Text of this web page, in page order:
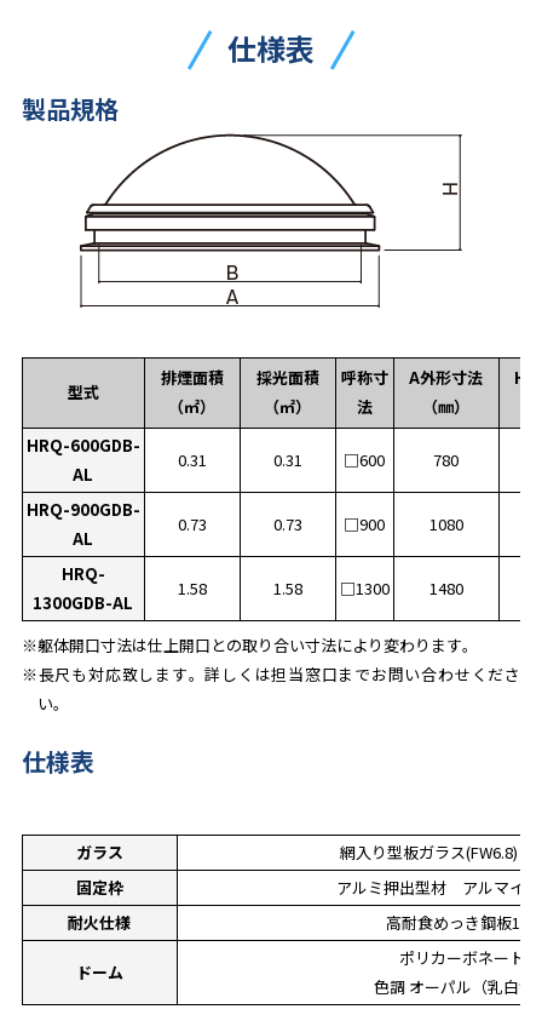
仕様表
製品規格
型式
排煙面積
（㎡）
採光面積
（㎡）
呼称寸
法
A外形寸法
（㎜）
H
HRQ-600GDB-
AL
0.31 0.31 □600 780
HRQ-900GDB-
AL
0.73 0.73 □900 1080
HRQ-
1300GDB-AL
1.58 1.58 □1300 1480
※躯体開口寸法は仕上開口との取り合い寸法により変わります。
※長尺も対応致します。詳しくは担当窓口までお問い合わせくださ
い。
仕様表
ガラス
網入り型板ガラス(FW6.8)
固定枠
アルミ押出型材 アルマイ
耐火仕様
高耐食めっき鋼板1.6t
ドーム
ポリカーボネート
色調 オーパル（乳白色